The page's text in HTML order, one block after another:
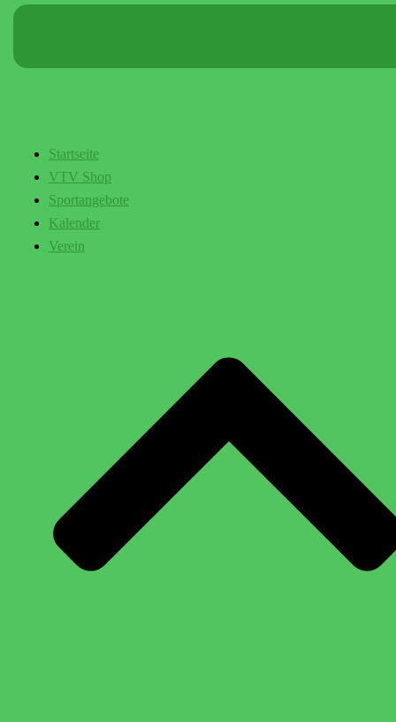
Startseite
VTV Shop
Sportangebote
Kalender
Verein